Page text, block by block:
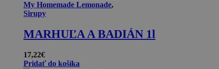
My Homemade Lemonade,
Sirupy
MARHUĽA A BADIÁN 1l
17,22€
Pridať do košíka